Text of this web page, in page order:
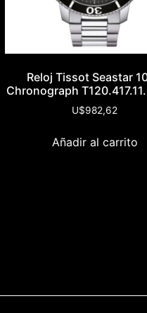
Reloj Tissot Seastar
Chronograph
U$982,62
Añadir al carrito